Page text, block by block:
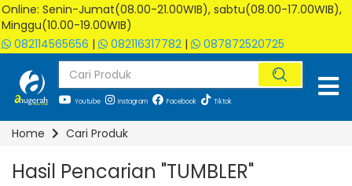
Online: Senin-Jumat(08.00-21.00WIB), sabtu(08.00-17.00WIB),
Minggu(10.00-19.00WIB)
082114565656 | 082116317782 | 087872520725
Youtube Instagram Facebook Tiktok
Home Cari Produk
Hasil Pencarian "TUMBLER"